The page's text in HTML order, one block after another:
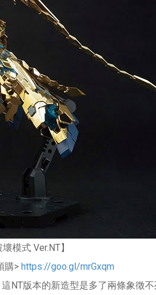
模式 Ver.NT】
購> https://goo.gl/mrGxqm
NT版本的新造型是多了兩條象徵